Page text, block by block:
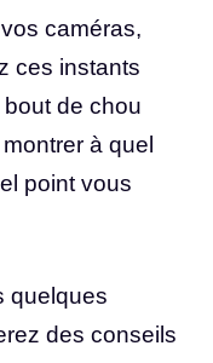
caméras,
ces instants
de chou
à quel
point vous
quelques
des conseils